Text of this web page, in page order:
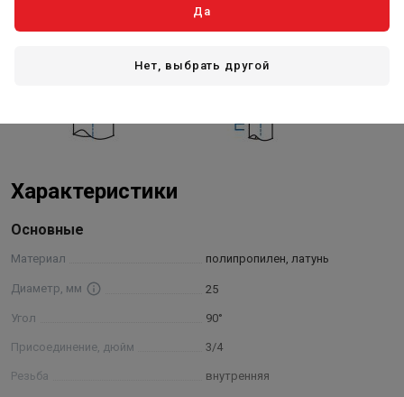
Характеристики
Основные
Материал полипропилен, латунь
Диаметр, мм 25
Угол 90°
Присоединение, дюйм 3/4
Резьба внутренняя
Да
Нет, выбрать другой